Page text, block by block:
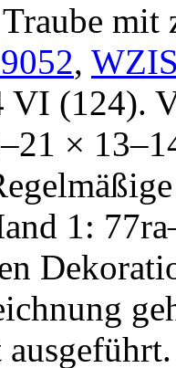
Traube
,
VI (124).
×
1: